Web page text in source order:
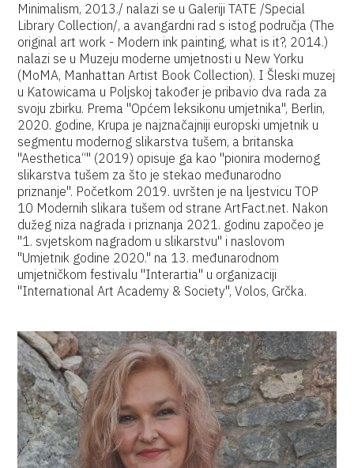
Minimalism, 2013./ nalazi se u Galeriji TATE /Special
Library Collection/, a avangardni rad s istog područja (The
original art work - Modern ink painting, what is it?, 2014.)
nalazi se u Muzeju moderne umjetnosti u New Yorku
(MoMA, Manhattan Artist Book Collection). I Šleski muzej
u Katowicama u Poljskoj također je pribavio dva rada za
svoju zbirku. Prema "Općem leksikonu umjetnika", Berlin,
2020. godine, Krupa je najznačajniji europski umjetnik u
segmentu modernog slikarstva tušem, a britanska
"Aesthetica“" (2019) opisuje ga kao "pionira modernog
slikarstva tušem za što je stekao međunarodno
priznanje". Početkom 2019. uvršten je na ljestvicu TOP
10 Modernih slikara tušem od strane ArtFact.net. Nakon
dužeg niza nagrada i priznanja 2021. godinu započeo je
"1. svjetskom nagradom u slikarstvu" i naslovom
"Umjetnik godine 2020." na 13. međunarodnom
umjetničkom festivalu "Interartia" u organizaciji
"International Art Academy & Society", Volos, Grčka.